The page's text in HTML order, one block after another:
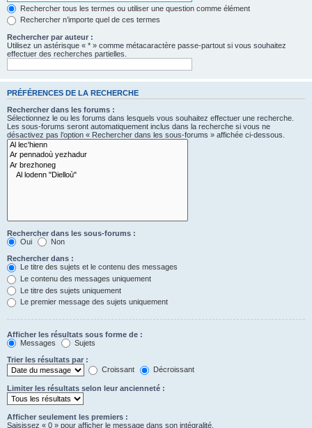
Rechercher tous les termes ou utiliser une question comme élément
Rechercher n’importe quel de ces termes
Rechercher par auteur :
Utilisez un astérisque « * » comme métacaractère passe-partout si vous souhaitez
effectuer des recherches partielles.
PRÉFÉRENCES DE LA RECHERCHE
Rechercher dans les forums :
Sélectionnez le ou les forums dans lesquels vous souhaitez effectuer une recherche.
Les sous-forums seront automatiquement inclus dans la recherche si vous ne
désactivez pas l’option « Rechercher dans les sous-forums » affichée ci-dessous.
Rechercher dans les sous-forums :
Oui
Non
Rechercher dans :
Le titre des sujets et le contenu des messages
Le contenu des messages uniquement
Le titre des sujets uniquement
Le premier message des sujets uniquement
Afficher les résultats sous forme de :
Messages
Sujets
Trier les résultats par :
Croissant
Décroissant
Limiter les résultats selon leur ancienneté :
Afficher seulement les premiers :
Saisissez « 0 » pour afficher le message dans son intégralité.